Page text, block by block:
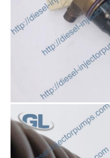
プ
バ
シ
ー